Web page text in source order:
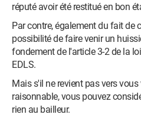
réputé avoir été restitué en bon
Par contre, également du fait de
possibilité de faire venir un
fondement de l'article 3-2 de la
EDLS.
Mais s'il ne revient pas vers
raisonnable, vous pouvez
rien au bailleur.